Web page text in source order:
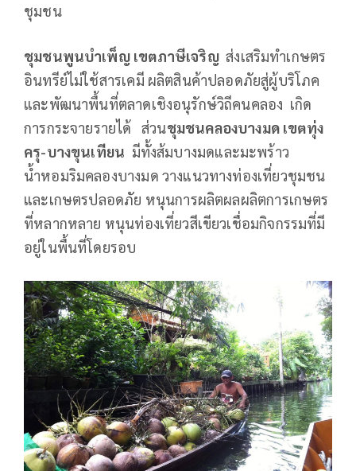
ชุมชน
ชุมชนพูนบำเพ็ญ เขตภาษีเจริญส่งเสริมทำเกษตร
อินทรีย์ไม่ใช้สารเคมี ผลิตสินค้าปลอดภัยสู่ผู้บริโภค
และพัฒนาพื้นที่ตลาดเชิงอนุรักษ์วิถีคนคลอง เกิด
การกระจายรายได้ ส่วนชุมชนคลองบางมด เขตทุ่ง
ครุ-บางขุนเทียน มีทั้งส้มบางมดและมะพร้าว
น้ำหอมริมคลองบางมด วางแนวทางท่องเที่ยวชุมชน
และเกษตรปลอดภัย หนุนการผลิตผลผลิตการเกษตร
ที่หลากหลาย หนุนท่องเที่ยวสีเขียวเชื่อมกิจกรรมที่มี
อยู่ในพื้นที่โดยรอบ